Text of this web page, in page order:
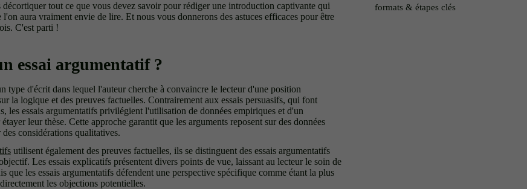
tout ce que vous devez savoir pour rédiger une introduction captivante qui
aura vraiment envie de lire. Et nous vous donnerons des astuces efficaces pour être
C'est parti !
essai argumentatif ?
type d'écrit dans lequel l'auteur cherche à convaincre le lecteur d'une position
la logique et des preuves factuelles. Contrairement aux essais persuasifs, qui font
les essais argumentatifs privilégient l'utilisation de données empiriques et d'un
leur thèse. Cette approche garantit que les arguments reposent sur des données
considérations qualitatives.
utilisent également des preuves factuelles, ils se distinguent des essais argumentatifs
Les essais explicatifs présentent divers points de vue, laissant au lecteur le soin de
que les essais argumentatifs défendent une perspective spécifique comme étant la plus
les objections potentielles.
formats & étapes clés